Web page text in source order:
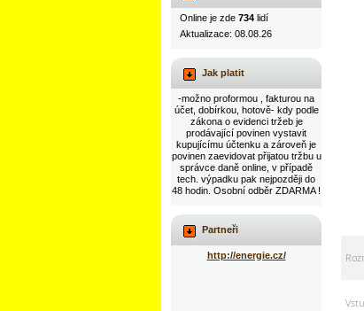
Online je zde 734 lidí
Aktualizace: 08.08.26
Jak platit
-možno proformou , fakturou na
účet, dobírkou, hotově- kdy podle
zákona o evidenci tržeb je
prodávající povinen vystavit
kupujícímu účtenku a zároveň je
povinen zaevidovat přijatou tržbu u
správce daně online, v případě
tech. výpadku pak nejpozději do
48 hodin. Osobní odběr ZDARMA !
Partneři
http://energie.cz/